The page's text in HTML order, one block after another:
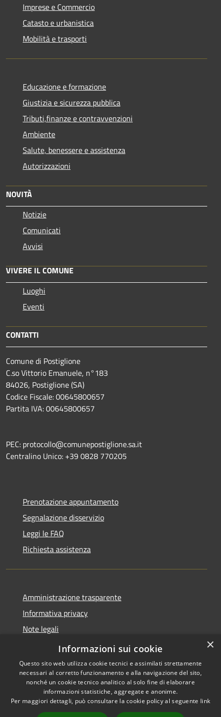
Imprese e Commercio
Catasto e urbanistica
Mobilità e trasporti
Educazione e formazione
Giustizia e sicurezza pubblica
Tributi,finanze e contravvenzioni
Ambiente
Salute, benessere e assistenza
Autorizzazioni
NOVITÀ
Notizie
Comunicati
Avvisi
VIVERE IL COMUNE
Luoghi
Eventi
CONTATTI
Comune di Postiglione
C.so Vittorio Emanuele, n°183
84026, Postiglione (SA)
Codice Fiscale: 00645800657
Partita IVA: 00645800657
PEC: protocollo@comunepostiglione.sa.it
Centralino Unico: +39 0828 770205
Prenotazione appuntamento
Segnalazione disservizio
Leggi le FAQ
Richiesta assistenza
Amministrazione trasparente
Informativa privacy
Note legali
Dichiarazione di accessibilità
Accessibilità
Copyright © 2026 • Comune di
Postiglione • Powered by
×
Informazioni sui cookie
Questo sito web utilizza cookie tecnici e assimilati strettamente
necessari al corretto funzionamento e alla navigazione del sito,
nonché un cookie tecnico analitico al solo fine di elaborare
informazioni statistiche, aggregate e anonime.
Per maggiori dettagli, può consultare la cookie policy al seguente link